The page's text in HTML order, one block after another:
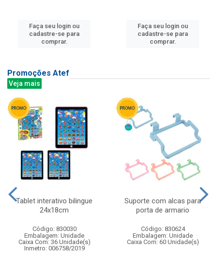
Faça seu login ou
cadastre-se para
comprar.
Faça seu login ou
cadastre-se para
comprar.
Promoções Atef
Veja mais
Tablet interativo bilingue
24x18cm
Código: 830030
Embalagem: Unidade
Caixa Com: 36 Unidade(s)
Inmetro: 006758/2019
Suporte com alcas para
porta de armario
Código: 830624
Embalagem: Unidade
Caixa Com: 60 Unidade(s)